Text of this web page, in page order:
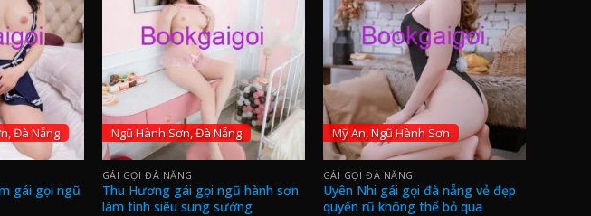
Đà Nẵng
gái gọi ngũ
Ngũ Hành Sơn, Đà Nẵng
GÁI GỌI ĐÀ NẴNG
Thu Hương gái gọi ngũ hành sơn
làm tình siêu sung sướng
Mỹ An, Ngũ Hành Sơn
GÁI GỌI ĐÀ NẴNG
Uyên Nhi gái gọi đà nẵng vẻ đẹp
quyến rũ không thể bỏ qua